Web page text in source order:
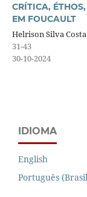
CRÍTICA,
EM FOUCAULT
Helrison Silva Costa
31-43
30-10-2024
IDIOMA
English
Português